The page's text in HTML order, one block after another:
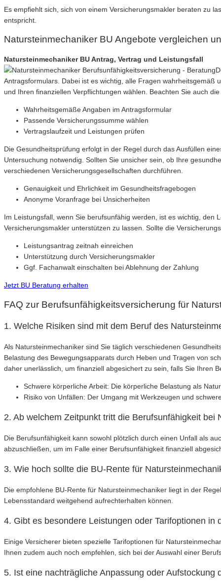
Es empfiehlt sich, sich von einem Versicherungsmakler beraten zu
entspricht.
Natursteinmechaniker BU Angebote vergleichen
Natursteinmechaniker BU Antrag, Vertrag und Leistungsfall
Antragsformulars. Dabei ist es wichtig, alle Fragen wahrheitsgemäß
und Ihren finanziellen Verpflichtungen wählen. Beachten Sie auch
Wahrheitsgemäße Angaben im Antragsformular
Passende Versicherungssumme wählen
Vertragslaufzeit und Leistungen prüfen
Die Gesundheitsprüfung erfolgt in der Regel durch das Ausfüllen
Untersuchung notwendig. Sollten Sie unsicher sein, ob Ihre
verschiedenen Versicherungsgesellschaften durchführen.
Genauigkeit und Ehrlichkeit im Gesundheitsfragebogen
Anonyme Voranfrage bei Unsicherheiten
Im Leistungsfall, wenn Sie berufsunfähig werden, ist es wichtig,
Versicherungsmakler unterstützen zu lassen. Sollte die
Leistungsantrag zeitnah einreichen
Unterstützung durch Versicherungsmakler
Ggf. Fachanwalt einschalten bei Ablehnung der Zahlung
Jetzt BU Beratung erhalten
FAQ zur Berufsunfähigkeitsversicherung für
1. Welche Risiken sind mit dem Beruf des
Als Natursteinmechaniker sind Sie täglich verschiedenen
Belastung des Bewegungsapparats durch Heben und Tragen von
daher unerlässlich, um finanziell abgesichert zu sein, falls Sie Ihren
Schwere körperliche Arbeit: Die körperliche Belastung als
Risiko von Unfällen: Der Umgang mit Werkzeugen und
2. Ab welchem Zeitpunkt tritt die Berufsunfähigkeit bei
Die Berufsunfähigkeit kann sowohl plötzlich durch einen Unfall als
abzuschließen, um im Falle einer Berufsunfähigkeit finanziell
3. Wie hoch sollte die BU-Rente für
Die empfohlene BU-Rente für Natursteinmechaniker liegt in der
Lebensstandard weitgehend aufrechterhalten können.
4. Gibt es besondere Leistungen oder Tarifoptionen
Einige Versicherer bieten spezielle Tarifoptionen für
Ihnen zudem auch noch empfehlen, sich bei der Auswahl einer
5. Ist eine nachträgliche Anpassung oder